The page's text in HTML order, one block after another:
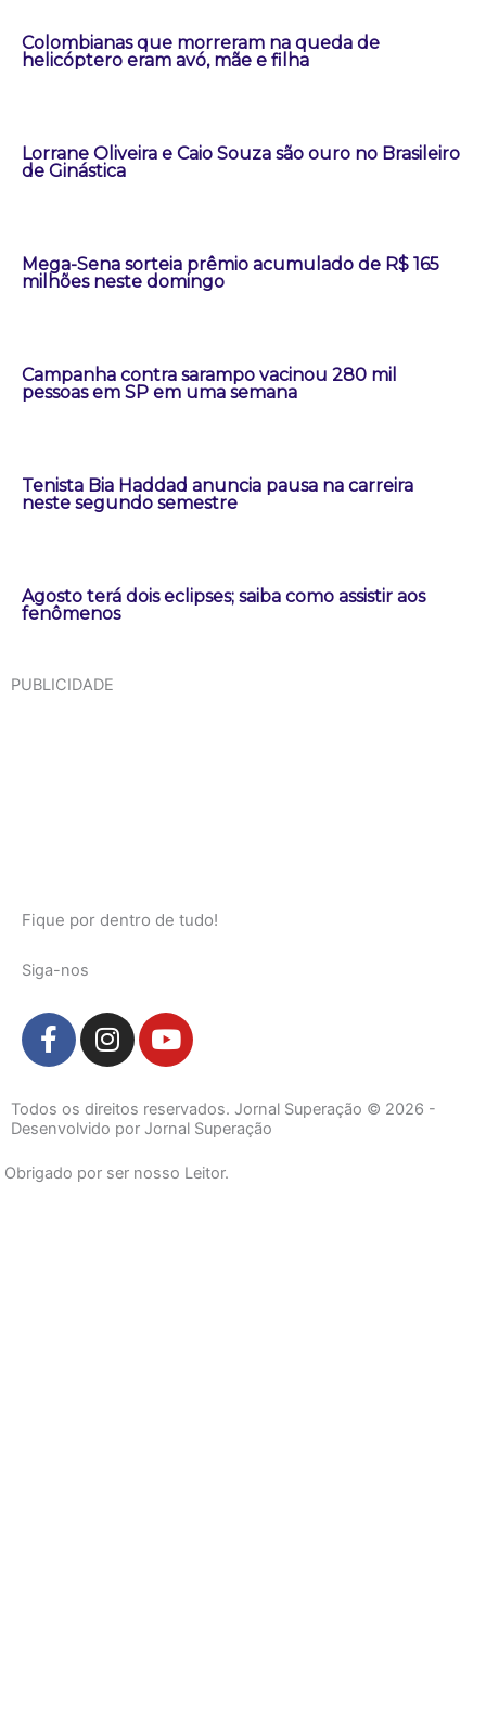
Colombianas que morreram na queda de
helicóptero eram avó, mãe e filha
Lorrane Oliveira e Caio Souza são ouro no Brasileiro
de Ginástica
Mega-Sena sorteia prêmio acumulado de R$ 165
milhões neste domingo
Campanha contra sarampo vacinou 280 mil
pessoas em SP em uma semana
Tenista Bia Haddad anuncia pausa na carreira
neste segundo semestre
Agosto terá dois eclipses; saiba como assistir aos
fenômenos
PUBLICIDADE
Fique por dentro de tudo!
Siga-nos
F
a
e
b
o
o
I
n
t
a
r
Y
o
t
u
e
Todos os direitos reservados. Jornal Superação © 2026 -
Desenvolvido por Jornal Superação
Obrigado por ser nosso Leitor.